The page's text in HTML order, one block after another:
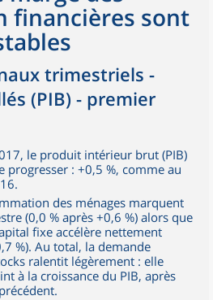
financières sont
trimestriels -
(PIB) - premier
le produit intérieur brut (PIB)
: +0,5 %, comme au
des ménages marquent
(0,0 % après +0,6 %) alors que
fixe accélère nettement
%). Au total, la demande
ralentit légèrement : elle
à la croissance du PIB, après